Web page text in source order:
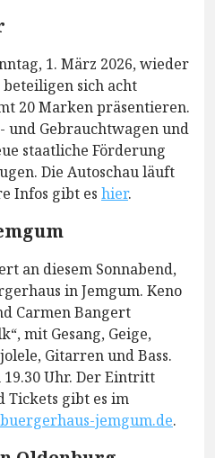
1. März 2026, wieder
beteiligen sich acht
20 Marken präsentieren.
und Gebrauchtwagen und
staatliche Förderung
Die Autoschau läuft
Infos gibt es hier.
an diesem Sonnabend,
in Jemgum. Keno
Carmen Bangert
mit Gesang, Geige,
Gitarren und Bass.
Uhr. Der Eintritt
Tickets gibt es im
jemgum.de.